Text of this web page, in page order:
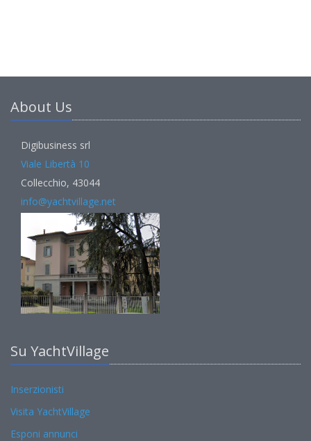
About Us
Digibusiness srl
Viale Libertà 10
Collecchio, 43044
info@yachtvillage.net
Su YachtVillage
Inserzionisti
Visita YachtVillage
Esponi annunci